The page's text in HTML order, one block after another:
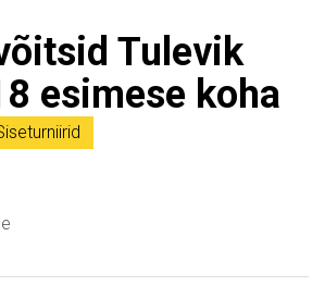
Tulevik
esimese koha